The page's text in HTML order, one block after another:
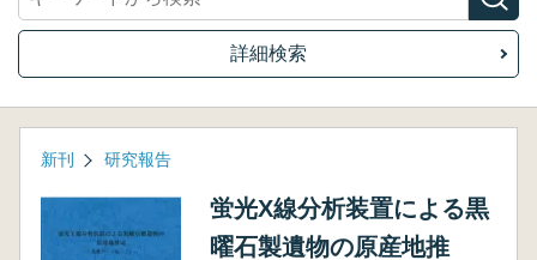
詳細検索
新刊 研究報告
蛍光X線分析装置による黒
曜石製遺物の原産地推